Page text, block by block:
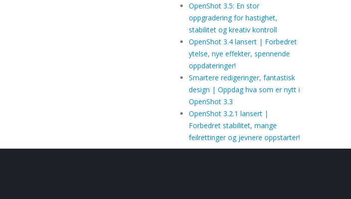
OpenShot 3.5: En stor
oppgradering for hastighet,
stabilitet og kreativ kontroll
OpenShot 3.4 lansert | Forbedret
ytelse, nye effekter, spennende
oppdateringer!
Smartere redigeringer, fantastisk
design | Oppdag hva som er nytt i
OpenShot 3.3
OpenShot 3.2.1 lansert |
Forbedret stabilitet, mange
feilrettinger og jevnere oppstarter!